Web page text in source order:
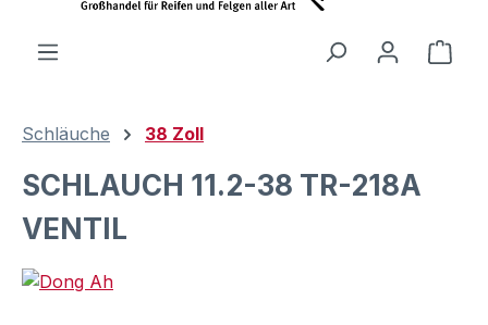
Schläuche 38 Zoll
SCHLAUCH 11.2-38 TR-218A
VENTIL